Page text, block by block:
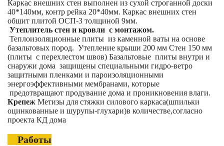
Каркас внешних стен выполнен из сухой строганной доски
40*140мм, контр рейка 20*40мм. Каркас внешних стен
обшит плитой ОСП-3 толщиной 9мм.
Утеплитель стен и кровли с монтажом.
Теплоизоляционные плиты из каменной ваты на основе
базальтовых пород. Утепление крыши 200 мм Стен 150 мм
(плиты с перехлестом швов) Базальтовые плиты внутри и
снаружи дома защищены специальными гидро-ветро
защитными пленками и пароизоляционными
энергоэффективными мембранами, которые
предотвращают продувание дома и проникновения влаги.
Крепеж Метизы для стяжки силового каркаса(шпильки
оцинкованные и шурупы-глухари)в количестве,согласно
проекта КД дома
Работы